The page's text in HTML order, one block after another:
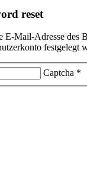
reset
E-Mail-Adresse des
festgelegt
Captcha *